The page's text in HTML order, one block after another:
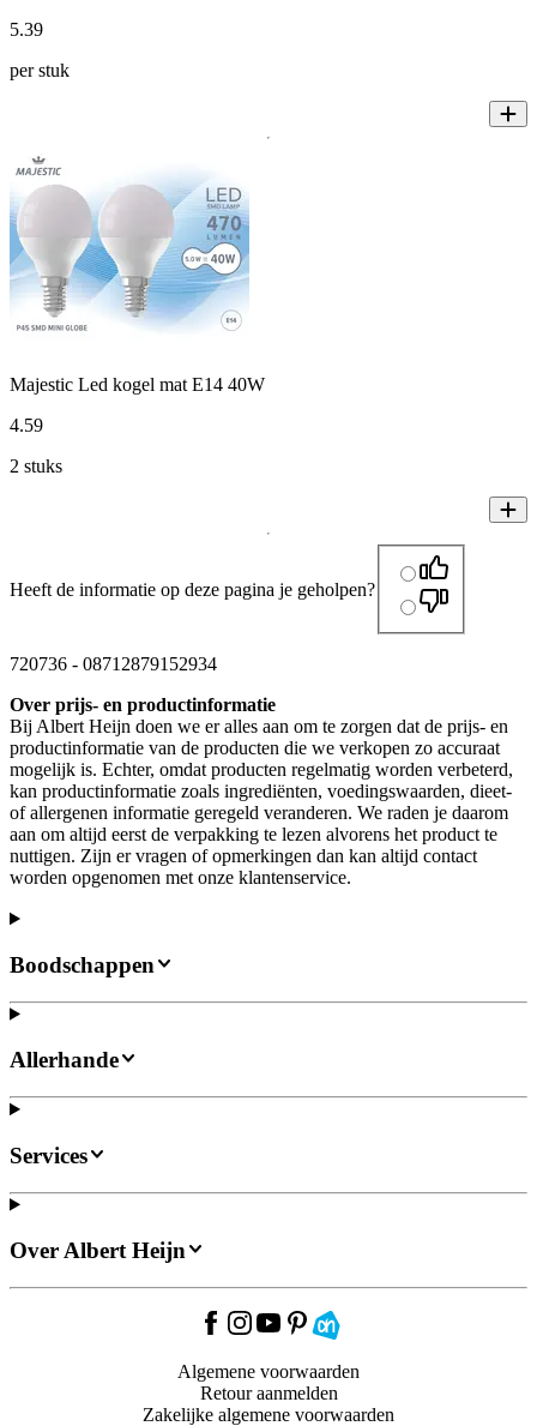
5.39
per stuk
Majestic Led kogel mat E14 40W
4.59
2 stuks
Heeft de informatie op deze pagina je geholpen?
720736 - 08712879152934
Over prijs- en productinformatie
Bij Albert Heijn doen we er alles aan om te zorgen dat de prijs- en
productinformatie van de producten die we verkopen zo accuraat
mogelijk is. Echter, omdat producten regelmatig worden verbeterd,
kan productinformatie zoals ingrediënten, voedingswaarden, dieet-
of allergenen informatie geregeld veranderen. We raden je daarom
aan om altijd eerst de verpakking te lezen alvorens het product te
nuttigen. Zijn er vragen of opmerkingen dan kan altijd contact
worden opgenomen met onze klantenservice.
Boodschappen
Allerhande
Services
Over Albert Heijn
Algemene voorwaarden
Retour aanmelden
Zakelijke algemene voorwaarden